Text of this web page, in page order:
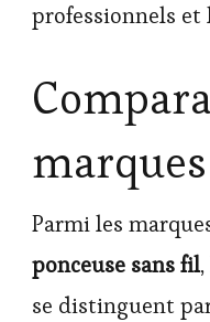
professionnels et
Parmi les
ponceuse sans fil
se distinguent